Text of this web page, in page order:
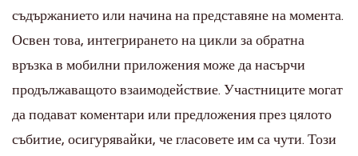
съдържанието или начина на представяне на момента.
Освен това, интегрирането на цикли за обратна
връзка в мобилни приложения може да насърчи
продължаващото взаимодействие. Участниците могат
да подават коментари или предложения през цялото
събитие, осигурявайки, че гласовете им са чути. Този